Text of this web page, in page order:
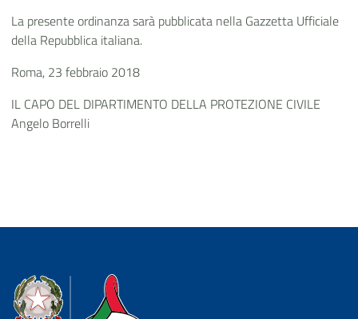
La presente ordinanza sarà pubblicata nella Gazzetta Ufficiale
della Repubblica italiana.
Roma, 23 febbraio 2018
IL CAPO DEL DIPARTIMENTO DELLA PROTEZIONE CIVILE
Angelo Borrelli
Dipartimento della Protezione Civile